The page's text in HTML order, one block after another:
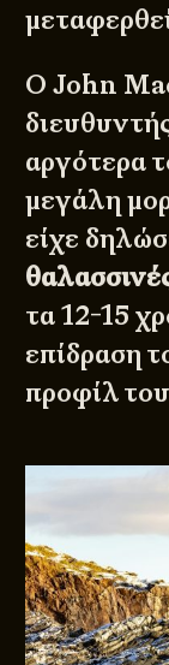
Ο John
αργότερα
μεγάλη
είχε
τα 12-15
επίδραση
προφίλ